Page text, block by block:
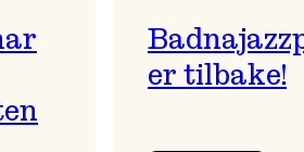
er tilbake!